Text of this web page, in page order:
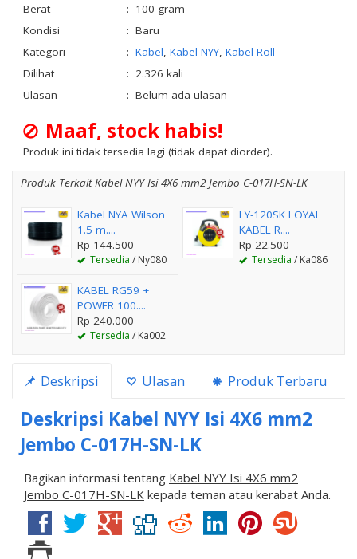
Berat : 100 gram
Kondisi
: Baru
Kategori
: Kabel Kabel NYY Kabel Roll
Dilihat
: 2.326 kali
Ulasan
: Belum ada ulasan
Maaf, stock habis!
Produk ini tidak tersedia lagi (tidak dapat diorder).
Produk Terkait Kabel NYY Isi 4X6 mm2 Jembo C-017H-SN-LK
Kabel NYA Wilson
1.5 m....
Rp 144.500
Tersedia / Ny080
LY-120SK LOYAL
KABEL R....
Rp 22.500
Tersedia / Ka086
KABEL RG59 +
POWER 100....
Rp 240.000
Tersedia / Ka002
Deskripsi Ulasan Produk Terbaru
Deskripsi Kabel NYY Isi 4X6 mm2
Jembo C-017H-SN-LK
Bagikan informasi tentang Kabel NYY Isi 4X6 mm2
Jembo C-017H-SN-LK kepada teman atau kerabat Anda.